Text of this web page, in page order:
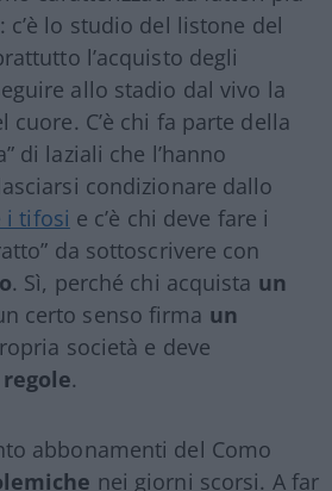
l’inizio del campionato di
caratterizzati da fattori più
lo studio del listone del
l’acquisto degli
allo stadio dal vivo la
di laziali che l’hanno
condizionare dallo